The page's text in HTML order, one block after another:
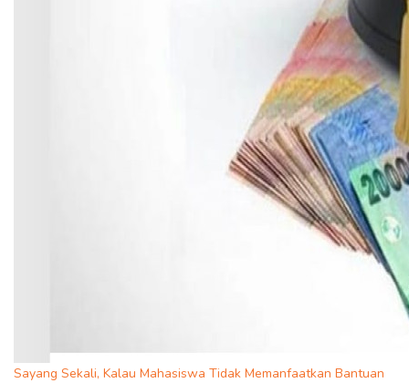
Sayang Sekali, Kalau Mahasiswa Tidak Memanfaatkan Bantuan